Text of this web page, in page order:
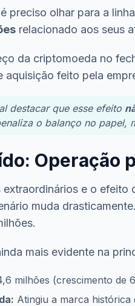
preciso olhar para a
relacionado aos seus
da criptomoeda no
feito pela
destacar que esse efeito
o balanço no papel,
Operação
extraordinários e o
muda
mais evidente na
milhões (crescimento de
Atingiu a marca histórica